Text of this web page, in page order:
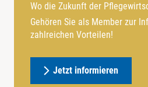
Wo die Zukunft der
Gehören Sie als Member zur
zahlreichen Vorteilen!
Jetzt informieren